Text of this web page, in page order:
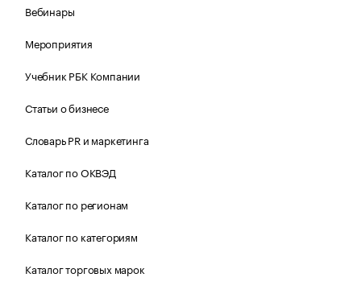
Вебинары
Мероприятия
Учебник РБК Компании
Статьи о бизнесе
Словарь PR и маркетинга
Каталог по ОКВЭД
Каталог по регионам
Каталог по категориям
Каталог торговых марок